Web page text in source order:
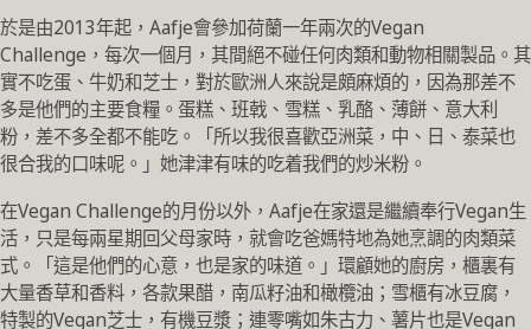
於是由2013年起，Aafje會參加荷蘭一年兩次的Vegan
Challenge，每次一個月，其間絕不碰任何肉類和動物相關製品。其
實不吃蛋、牛奶和芝士，對於歐洲人來說是頗麻煩的，因為那差不
多是他們的主要食糧。蛋糕、班戟、雪糕、乳酪、薄餅、意大利
粉，差不多全都不能吃。「所以我很喜歡亞洲菜，中、日、泰菜也
很合我的口味呢。」她津津有味的吃着我們的炒米粉。
在Vegan Challenge的月份以外，Aafje在家還是繼續奉行Vegan生
活，只是每兩星期回父母家時，就會吃爸媽特地為她烹調的肉類菜
式。「這是他們的心意，也是家的味道。」環顧她的廚房，櫃裏有
大量香草和香料，各款果醋，南瓜籽油和橄欖油；雪櫃有冰豆腐，
特製的Vegan芝士，有機豆漿；連零嘴如朱古力、薯片也是Vegan